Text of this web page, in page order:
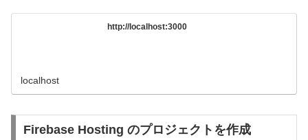
http://localhost:3000
localhost
Firebase Hosting のプロジェクトを作成